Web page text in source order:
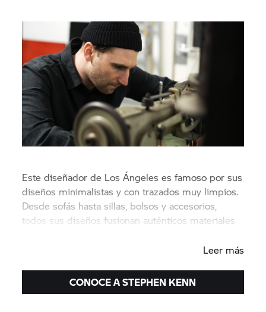
Este diseñador de Los Ángeles es famoso por sus
diseños minimalistas y con trazados muy limpios.
Desde sofás hasta sillas, bolsos y accesorios,
todos sus diseños fusionan auténticos materiales
Leer más
CONOCE A STEPHEN KENN